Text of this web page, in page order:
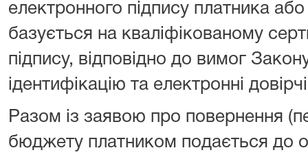
електронного підпису платника
базується на кваліфікованому
підпису, відповідно до вимог
ідентифікацію та електронні
Разом із заявою про повернення
бюджету платником подається до